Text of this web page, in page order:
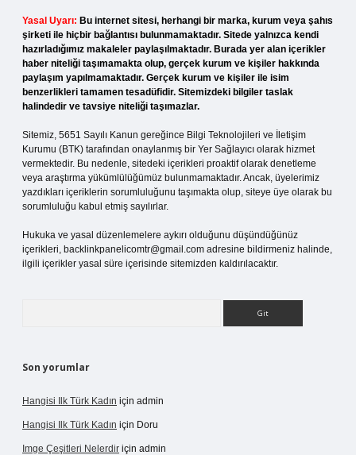
Yasal Uyarı: Bu internet sitesi, herhangi bir marka, kurum veya şahıs
şirketi ile hiçbir bağlantısı bulunmamaktadır. Sitede yalnızca kendi
hazırladığımız makaleler paylaşılmaktadır. Burada yer alan içerikler
haber niteliği taşımamakta olup, gerçek kurum ve kişiler hakkında
paylaşım yapılmamaktadır. Gerçek kurum ve kişiler ile isim
benzerlikleri tamamen tesadüfidir. Sitemizdeki bilgiler taslak
halindedir ve tavsiye niteliği taşımazlar.
Sitemiz, 5651 Sayılı Kanun gereğince Bilgi Teknolojileri ve İletişim
Kurumu (BTK) tarafından onaylanmış bir Yer Sağlayıcı olarak hizmet
vermektedir. Bu nedenle, sitedeki içerikleri proaktif olarak denetleme
veya araştırma yükümlülüğümüz bulunmamaktadır. Ancak, üyelerimiz
yazdıkları içeriklerin sorumluluğunu taşımakta olup, siteye üye olarak bu
sorumluluğu kabul etmiş sayılırlar.
Hukuka ve yasal düzenlemelere aykırı olduğunu düşündüğünüz
içerikleri, backlinkpanelicomtr@gmail.com adresine bildirmeniz halinde,
ilgili içerikler yasal süre içerisinde sitemizden kaldırılacaktır.
Son yorumlar
Hangisi Ilk Türk Kadın için admin
Hangisi Ilk Türk Kadın için Doru
Imge Çeşitleri Nelerdir için admin